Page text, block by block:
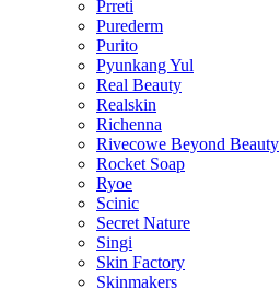
Prreti
Purederm
Purito
Pyunkang Yul
Real Beauty
Realskin
Richenna
Rivecowe Beyond Beauty
Rocket Soap
Ryoe
Scinic
Secret Nature
Singi
Skin Factory
Skinmakers